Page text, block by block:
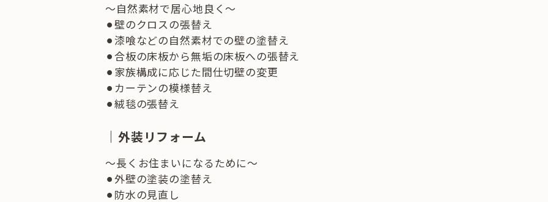
～自然素材で居心地良く～
⚫︎壁のクロスの張替え
⚫︎漆喰などの自然素材での壁の塗替え
⚫︎合板の床板から無垢の床板への張替え
⚫︎家族構成に応じた間仕切壁の変更
⚫︎カーテンの模様替え
⚫︎絨毯の張替え
｜外装リフォーム
～長くお住まいになるために～
⚫︎外壁の塗装の塗替え
⚫︎防水の見直し